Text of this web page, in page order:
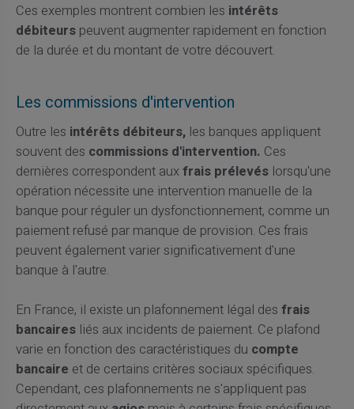
Ces exemples montrent combien les intérêts
débiteurspeuvent augmenter rapidement en fonction
de la durée et du montant de votre découvert.
Les commissions d'intervention
Outre les intérêts débiteurs,les banques appliquent
souvent des commissions d'intervention. Ces
dernières correspondent auxfrais prélevéslorsqu'une
opération nécessite une intervention manuelle de la
banque pour réguler un dysfonctionnement, comme un
paiement refusé par manque de provision. Ces frais
peuvent également varier significativement d'une
banque à l'autre.
En France, il existe un plafonnement légal des frais
bancairesliés aux incidents de paiement. Ce plafond
varie en fonction des caractéristiques du compte
bancaire et de certains critères sociaux spécifiques.
Cependant, ces plafonnements ne s'appliquent pas